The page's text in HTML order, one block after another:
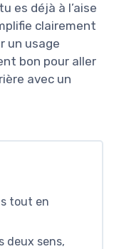
es déjà à l’aise
clairement
un usage
bon pour aller
avec un
tout en
deux sens,